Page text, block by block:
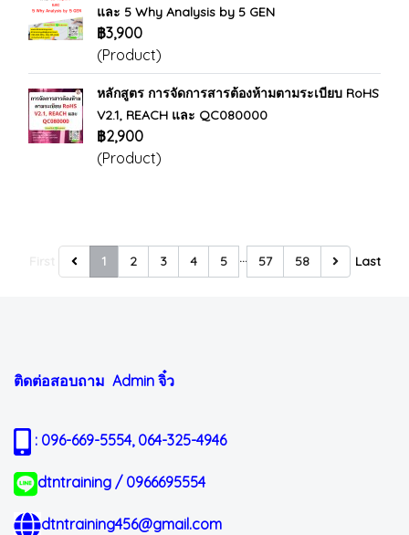
และ 5 Why Analysis by 5 GEN
฿3,900
(Product)
หลักสูตร การจัดการสารต้องห้ามตามระเบียบ RoHS
V2.1, REACH และ QC080000
฿2,900
(Product)
1 2 3 4 5 … 57 58 Last
ติดต่อสอบถาม Admin จิ๋ว
: 096-669-5554, 064-325-4946
dtntraining / 0966695554
dtntraining456@gmail.com